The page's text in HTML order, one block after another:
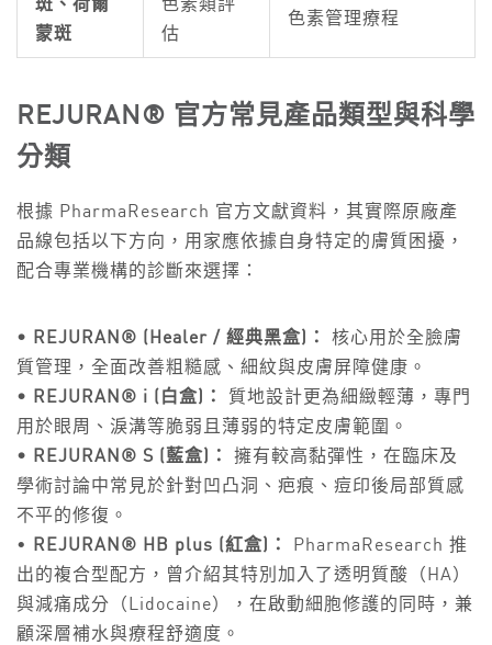
斑、荷爾
蒙斑
色素類評
估
色素管理療程
REJURAN® 官方常見產品類型與科學
分類
根據 PharmaResearch 官方文獻資料，其實際原廠產
品線包括以下方向，用家應依據自身特定的膚質困擾，
配合專業機構的診斷來選擇：
• REJURAN® (Healer / 經典黑盒)：
核心用於全臉膚
質管理，全面改善粗糙感、細紋與皮膚屏障健康。
• REJURAN® i (白盒)：
質地設計更為細緻輕薄，專門
用於眼周、淚溝等脆弱且薄弱的特定皮膚範圍。
• REJURAN® S (藍盒)：
擁有較高黏彈性，在臨床及
學術討論中常見於針對凹凸洞、疤痕、痘印後局部質感
不平的修復。
•
REJURAN® HB plus (紅盒)：
PharmaResearch 推
出的複合型配方，曾介紹其特別加入了透明質酸（HA）
與減痛成分（Lidocaine），在啟動細胞修護的同時，兼
顧深層補水與療程舒適度。